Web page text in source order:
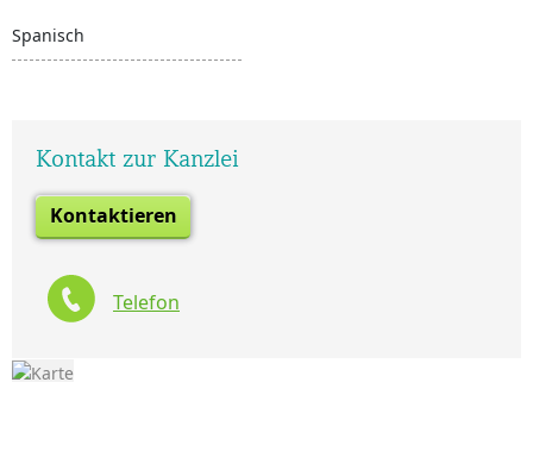
Spanisch
Kontakt zur Kanzlei
Kontaktieren
Telefon